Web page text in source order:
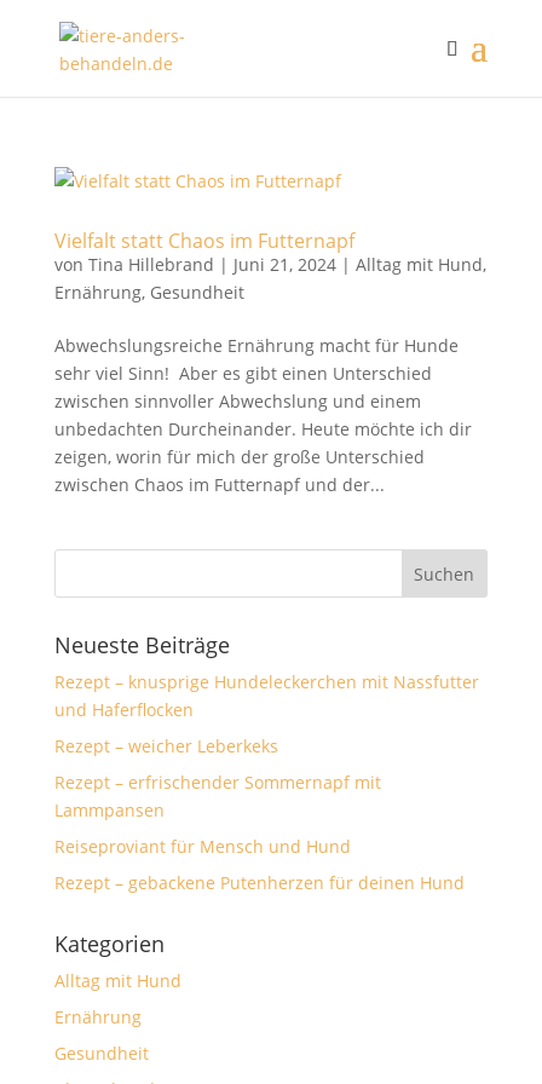
Vielfalt statt Chaos im Futternapf
von Tina Hillebrand | Juni 21, 2024| Alltag mit Hund,
Ernährung, Gesundheit
Abwechslungsreiche Ernährung macht für Hunde
sehr viel Sinn! Aber es gibt einen Unterschied
zwischen sinnvoller Abwechslung und einem
unbedachten Durcheinander. Heute möchte ich dir
zeigen, worin für mich der große Unterschied
zwischen Chaos im Futternapf und der...
Neueste Beiträge
Rezept – knusprige Hundeleckerchen mit Nassfutter
und Haferflocken
Rezept – weicher Leberkeks
Rezept – erfrischender Sommernapf mit
Lammpansen
Reiseproviant für Mensch und Hund
Rezept – gebackene Putenherzen für deinen Hund
Kategorien
Alltag mit Hund
Ernährung
Gesundheit